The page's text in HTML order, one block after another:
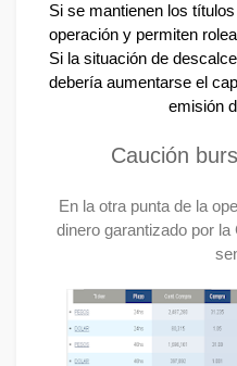
Si se mantienen los
operación y permiten
Si la situación de
debería aumentarse el
emisión
Caución
En la otra punta de la
dinero garantizado por